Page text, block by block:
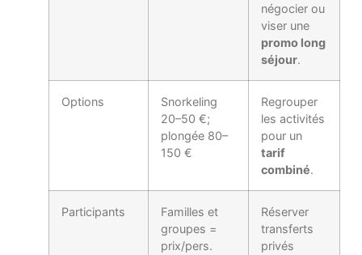
négocier ou
viser une
promo long
séjour.
Options
Snorkeling
20–50 €;
plongée 80–
150 €
Regrouper
les activités
pour un
tarif
combiné.
Participants
Familles et
groupes =
prix/pers.
Réserver
transferts
privés